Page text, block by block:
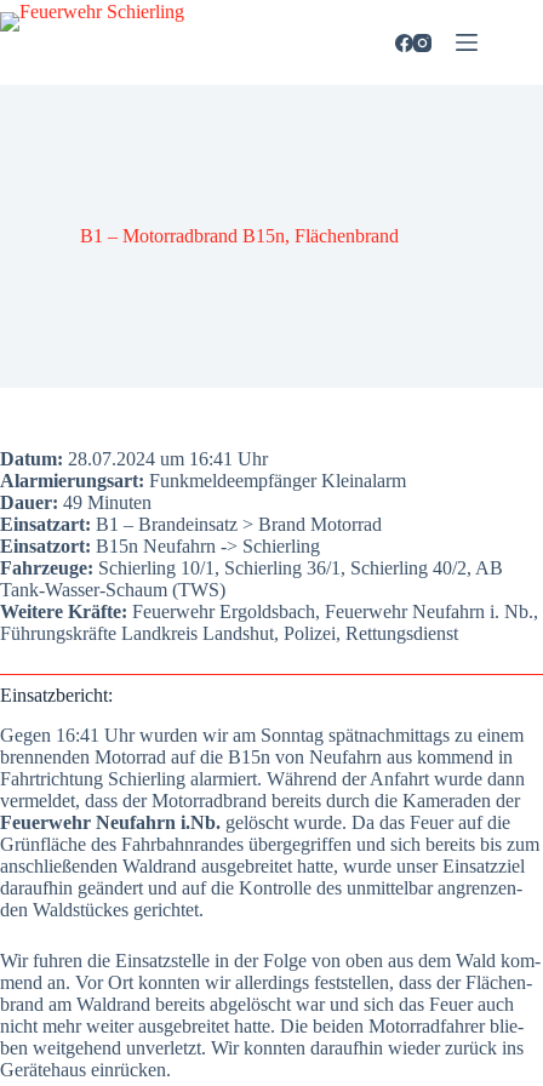
Zum
Inhalt
B1 – Motor­rad­brand B15n, Flä­chen­brand
Datum: 28.07.2024 um 16:41 Uhr
Alar­mie­rungs­art: Funk­mel­de­emp­fän­ger Kleinalarm
Dau­er: 49 Minu­ten
Ein­satz­art: B1 – Brand­ein­satz > Brand Motor­rad
Ein­satz­ort: B15n Neu­fahrn -> Schier­ling
Fahr­zeu­ge: Schier­ling 10/1, Schier­ling 36/1, Schier­ling 40/2, AB
Tank-Was­ser-Schaum (TWS)
Wei­te­re Kräf­te: Feu­er­wehr Ergolds­bach, Feu­er­wehr Neu­fahrn i. Nb.,
Füh­rungs­kräf­te Land­kreis Lands­hut, Poli­zei, Ret­tungs­dienst
Ein­satz­be­richt:
Gegen 16:41 Uhr wur­den wir am Sonn­tag spät­nach­mit­tags zu einem
bren­nen­den Motor­rad auf die B15n von Neu­fahrn aus kom­mend in
Fahrt­rich­tung Schier­ling alar­miert. Wäh­rend der Anfahrt wur­de dann
ver­mel­det, dass der Motor­rad­brand bereits durch die Kame­ra­den der
Feu­er­wehr Neu­fahrn i.Nb. gelöscht wur­de. Da das Feu­er auf die
Grün­flä­che des Fahr­bahn­ran­des über­ge­grif­fen und sich bereits bis zum
anschlie­ßen­den Wald­rand aus­ge­brei­tet hat­te, wur­de unser Ein­satz­ziel
dar­auf­hin geän­dert und auf die Kon­trol­le des unmit­tel­bar angren­zen­
den Wald­stü­ckes gerich­tet.
Wir fuh­ren die Ein­satz­stel­le in der Fol­ge von oben aus dem Wald kom­
mend an. Vor Ort konn­ten wir aller­dings fest­stel­len, dass der Flä­chen­
brand am Wald­rand bereits abge­löscht war und sich das Feu­er auch
nicht mehr wei­ter aus­ge­brei­tet hat­te. Die bei­den Motor­rad­fah­rer blie­
ben weit­ge­hend unver­letzt. Wir konn­ten dar­auf­hin wie­der zurück ins
Gerä­te­haus ein­rü­cken.